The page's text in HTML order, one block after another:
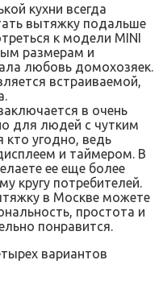
кухни всегда
вытяжку подальше
к модели MINI
размерам и
любовь домохозяек.
встраиваемой,
в очень
для людей с чутким
кто угодно, ведь
и таймером. В
ее еще более
кругу потребителей.
в Москве можете
простота и
понравится.
вариантов